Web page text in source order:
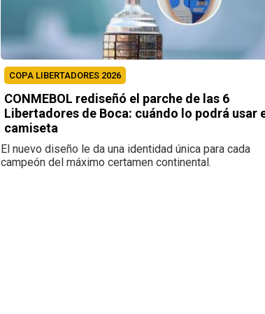
COPA LIBERTADORES 2026
CONMEBOL rediseñó el parche de las 6
Libertadores de Boca: cuándo lo podrá usar
camiseta
El nuevo diseño le da una identidad única para cada
campeón del máximo certamen continental.